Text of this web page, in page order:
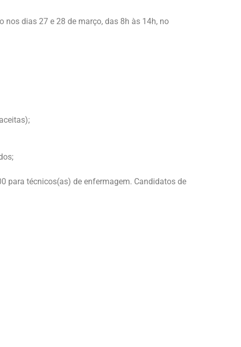
nos dias 27 e 28 de março, das 8h às 14h, no
para técnicos(as) de enfermagem. Candidatos de